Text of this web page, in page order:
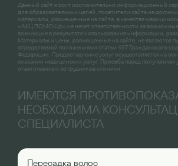
Данный сайт носит исключительно информационный
для образовательных целей, посетители сайта не
материалы, размещенные на сайте, в качестве
«АКЦ ПОМОЩЬ» не несет ответственности за возможные
возникшие в результате использования информации,
Материалы и цены, размещенные на сайте, не являются
определяемой положениями статьи 437 Гражданского
Федерации. Предоставление услуг осуществляется на
оказании медицинских услуг. Просьба перед получением
ответственных сотрудников клиники.
ИМЕЮТСЯ
НЕОБХОДИМА
СПЕЦИАЛИСТА
Пересадка волос